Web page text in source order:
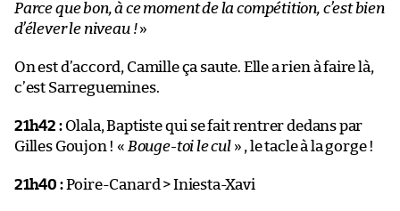
Parce que bon, à ce moment de la compétition, c’est bien
d’élever le niveau !»
On est d’accord, Camille ça saute. Elle a rien à faire là,
c’est Sarreguemines.
21h42 :Olala, Baptiste qui se fait rentrer dedans par
Gilles Goujon ! « Bouge-toi le cul» , le tacle à la gorge !
21h40 :Poire-Canard > Iniesta-Xavi